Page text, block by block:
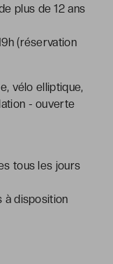
plus de 12 ans
(réservation
vélo elliptique,
- ouverte
tous les jours
à disposition